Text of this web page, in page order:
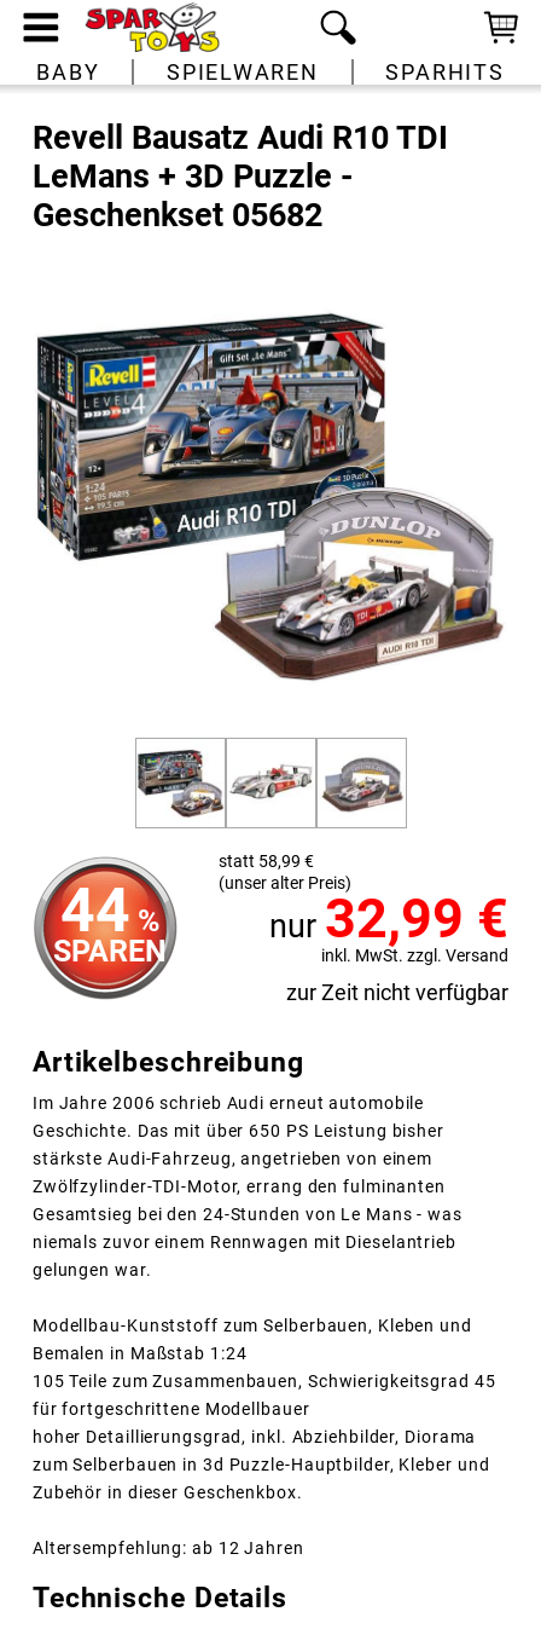
BABY SPIELWAREN SPARHITS
Revell Bausatz Audi R10 TDI
LeMans + 3D Puzzle -
Geschenkset 05682
44 %
SPAREN
statt 58,99 €
(unser alter Preis)
nur 32,99 €
inkl. MwSt. zzgl. Versand
zur Zeit nicht verfügbar
Artikelbeschreibung
Im Jahre 2006 schrieb Audi erneut automobile
Geschichte. Das mit über 650 PS Leistung bisher
stärkste Audi-Fahrzeug, angetrieben von einem
Zwölfzylinder-TDI-Motor, errang den fulminanten
Gesamtsieg bei den 24-Stunden von Le Mans - was
niemals zuvor einem Rennwagen mit Dieselantrieb
gelungen war.
Modellbau-Kunststoff zum Selberbauen, Kleben und
Bemalen in Maßstab 1:24
105 Teile zum Zusammenbauen, Schwierigkeitsgrad 45
für fortgeschrittene Modellbauer
hoher Detaillierungsgrad, inkl. Abziehbilder, Diorama
zum Selberbauen in 3d Puzzle-Hauptbilder, Kleber und
Zubehör in dieser Geschenkbox.
Altersempfehlung: ab 12 Jahren
Technische Details